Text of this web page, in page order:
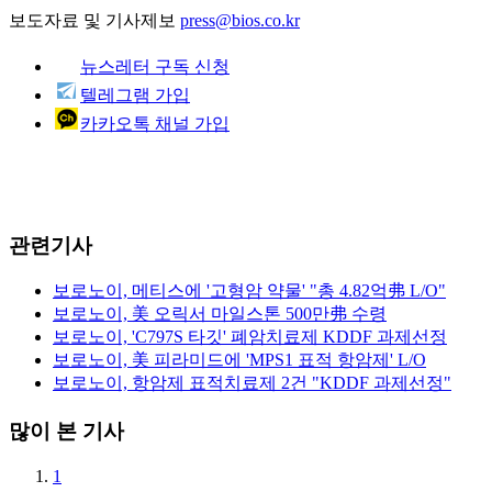
보도자료 및 기사제보 press@bios.co.kr
뉴스레터 구독 신청
텔레그램 가입
카카오톡 채널 가입
관련기사
보로노이, 메티스에 '고형암 약물' "총 4.82억弗 L/O"
보로노이, 美 오릭서 마일스톤 500만弗 수령
보로노이, 'C797S 타깃' 폐암치료제 KDDF 과제선정
보로노이, 美 피라미드에 'MPS1 표적 항암제' L/O
보로노이, 항암제 표적치료제 2건 "KDDF 과제선정"
많이 본 기사
1